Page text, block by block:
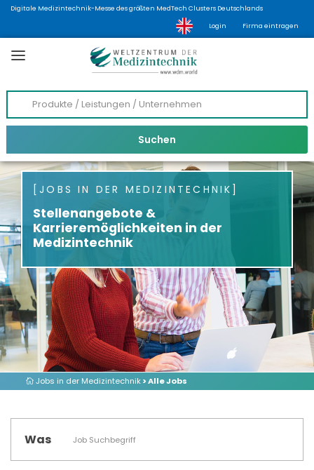
Digitale Medizintechnik-Messe des größten MedTech Clusters Deutschlands
Login Firma eintragen
JOBS IN DER MEDIZINTECHNIK
Stellenangebote &
Karrieremöglichkeiten in der
Medizintechnik
Jobs in der Medizintechnik> Alle Jobs
Was